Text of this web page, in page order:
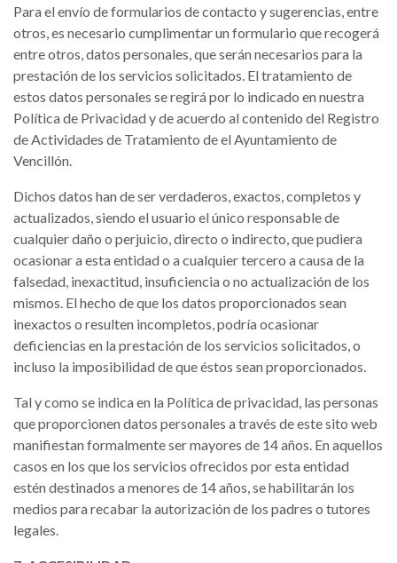
Para el envío de formularios de contacto y sugerencias, entre
otros, es necesario cumplimentar un formulario que recogerá
entre otros, datos personales, que serán necesarios para la
prestación de los servicios solicitados. El tratamiento de
estos datos personales se regirá por lo indicado en nuestra
Política de Privacidad y de acuerdo al contenido del Registro
de Actividades de Tratamiento de el Ayuntamiento de
Vencillón.
Dichos datos han de ser verdaderos, exactos, completos y
actualizados, siendo el usuario el único responsable de
cualquier daño o perjuicio, directo o indirecto, que pudiera
ocasionar a esta entidad o a cualquier tercero a causa de la
falsedad, inexactitud, insuficiencia o no actualización de los
mismos. El hecho de que los datos proporcionados sean
inexactos o resulten incompletos, podría ocasionar
deficiencias en la prestación de los servicios solicitados, o
incluso la imposibilidad de que éstos sean proporcionados.
Tal y como se indica en la Política de privacidad, las personas
que proporcionen datos personales a través de este sito web
manifiestan formalmente ser mayores de 14 años. En aquellos
casos en los que los servicios ofrecidos por esta entidad
estén destinados a menores de 14 años, se habilitarán los
medios para recabar la autorización de los padres o tutores
legales.